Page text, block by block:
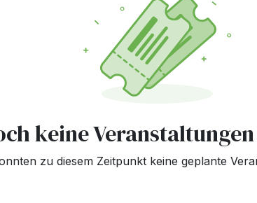
keine
zu diesem Zeitpunkt keine geplante